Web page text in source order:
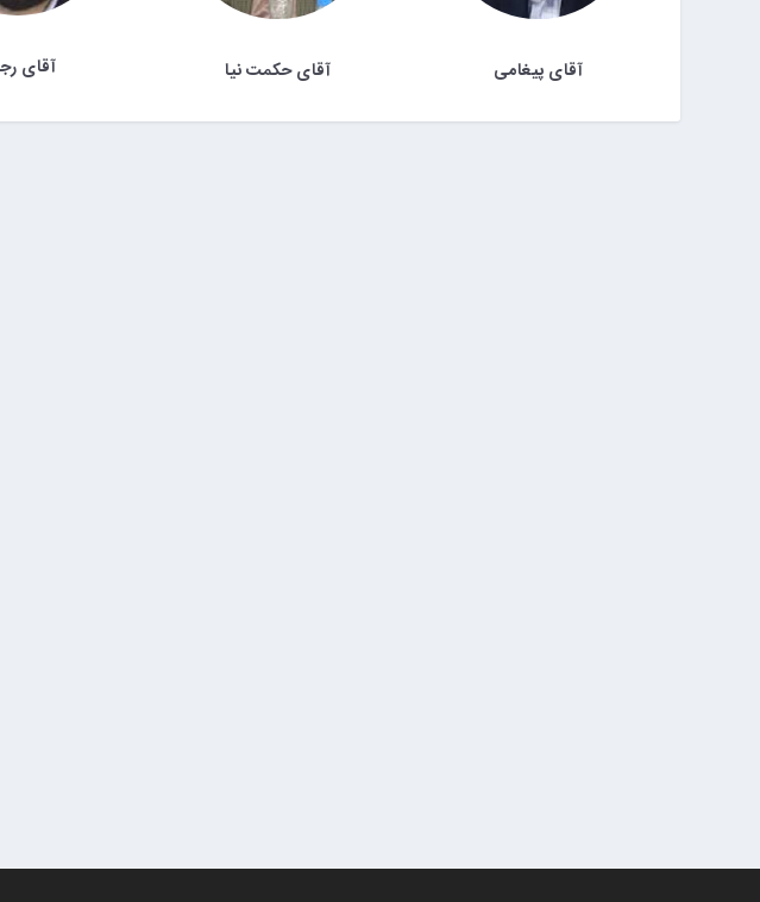
آقای آقای حکمت نیا آقای پیغامی